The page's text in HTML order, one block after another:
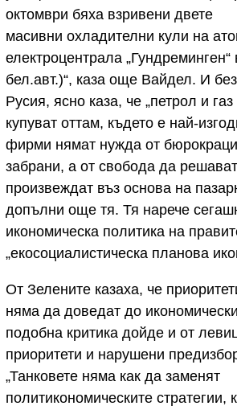
октомври бяха взривени двете
масивни охладителни кули на
електроцентрала
бел.авт.)“, каза още Вайдел. И
Русия, ясно каза, че „петрол и
купуват оттам, където е най-
фирми нямат нужда от
забрани, а от свобода да
произвеждат въз основа на
допълни още тя. Тя нарече
икономическа политика на
„екосоциалистическа планова
От Зелените казаха, че
няма да доведат до
подобна критика дойде и от
приоритети и нарушени
„Танковете няма как да заменят
политикономическите стратегии,